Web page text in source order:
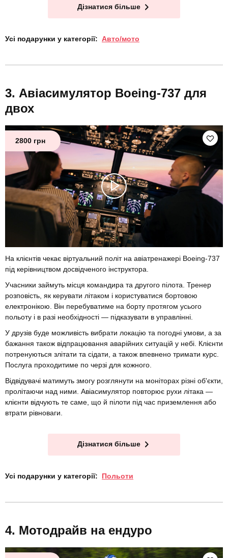
Дізнатися більше
Усі подарунки у категорії: Авто/мото
Авіасимулятор Boeing-737 для
двох
2800 грн
На клієнтів чекає віртуальний політ на авіатренажері Boeing-737
під керівництвом досвідченого інструктора.
Учасники займуть місця командира та другого пілота. Тренер
розповість, як керувати літаком і користуватися бортовою
електронікою. Він перебуватиме на борту протягом усього
польоту і в разі необхідності — підказувати в управлінні.
У друзів буде можливість вибрати локацію та погодні умови, а за
бажання також відпрацювання аварійних ситуацій у небі. Клієнти
потренуються злітати та сідати, а також впевнено тримати курс.
Послуга проходитиме по черзі для кожного.
Відвідувачі матимуть змогу розглянути на моніторах різні об'єкти,
пролітаючи над ними. Авіасимулятор повторює рухи літака —
клієнти відчують те саме, що й пілоти під час приземлення або
втрати рівноваги.
Дізнатися більше
Усі подарунки у категорії: Польоти
Мотодрайв на ендуро